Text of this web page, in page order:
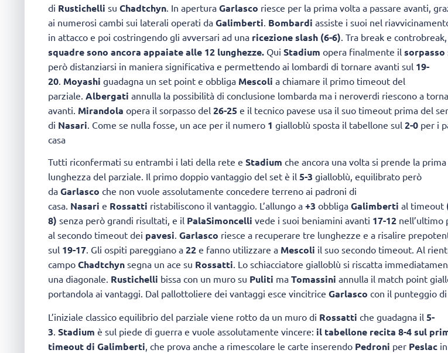
di Rustichelli su Chadtchyn . In apertura Garlasco riesce per la prima volta a passare avanti,
ai numerosi cambi sui laterali operati da Galimberti Bombardi assiste i suoi nel
in attacco e poi costringendo gli avversari ad una ricezione slash (6-6) . Tra break e controbreak,
squadre sono ancora appaiate alle 12 lunghezze. Qui Stadium opera finalmente il sorpasso
però distanziarsi in maniera significativa e permettendo ai lombardi di tornare avanti sul 19-
20 Moyashi guadagna un set point e obbliga Mescoli a chiamare il primo timeout del
parziale. Albergati annulla la possibilità di conclusione lombarda ma i neroverdi riescono a
avanti. Mirandola opera il sorpasso del 26-25 e il tecnico pavese usa il suo timeout prima del
di Nasari . Come se nulla fosse, un ace per il numero 1 gialloblù sposta il tabellone sul 2-0 per i
casa
Tutti riconfermati su entrambi i lati della rete e Stadium che ancora una volta si prende la prima
lunghezza del parziale. Il primo doppio vantaggio del set è il 5-3 gialloblù, equilibrato però
da Garlasco che non vuole assolutamente concedere terreno ai padroni di
casa. Nasari e Rossatti ristabiliscono il vantaggio. L’allungo a +3 obbliga Galimberti al timeout
8) senza però grandi risultati, e il PalaSimoncelli vede i suoi beniamini avanti 17-12 nell’ultimo
al secondo timeout dei pavesi. Garlasco riesce a recuperare tre lunghezze e a risalire
sul 19-17. Gli ospiti pareggiano a 22 e fanno utilizzare a Mescoli il suo secondo timeout. Al
campo Chadtchyn segna un ace su Rossatti. Lo schiacciatore gialloblù si riscatta
una diagonale. Rustichelli bissa con un muro su Puliti ma Tomassini annulla il match point
portandola ai vantaggi. Dal pallottoliere dei vantaggi esce vincitrice Garlasco con il punteggio di
L’iniziale classico equilibrio del parziale viene rotto da un muro di Rossatti che guadagna il 5-
3 Stadium è sul piede di guerra e vuole assolutamente vincere: il tabellone recita 8-4 sul
timeout di Galimberti , che prova anche a rimescolare le carte inserendo Pedroni per Peslac in